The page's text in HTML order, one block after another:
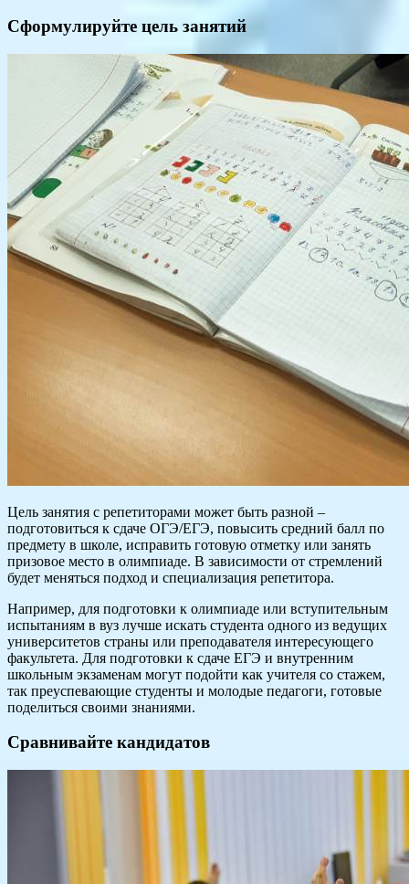
Сформулируйте цель занятий
Цель занятия с репетиторами может быть разной –
подготовиться к сдаче ОГЭ/ЕГЭ, повысить средний балл по
предмету в школе, исправить готовую отметку или занять
призовое место в олимпиаде. В зависимости от стремлений
будет меняться подход и специализация репетитора.
Например, для подготовки к олимпиаде или вступительным
испытаниям в вуз лучше искать студента одного из ведущих
университетов страны или преподавателя интересующего
факультета. Для подготовки к сдаче ЕГЭ и внутренним
школьным экзаменам могут подойти как учителя со стажем,
так преуспевающие студенты и молодые педагоги, готовые
поделиться своими знаниями.
Сравнивайте кандидатов